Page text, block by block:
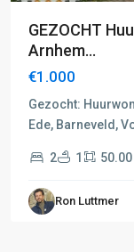
GEZOCHT
Arnhem...
€1.000
Gezocht:
Ede, Barneveld,
2 1
Ron Luttmer